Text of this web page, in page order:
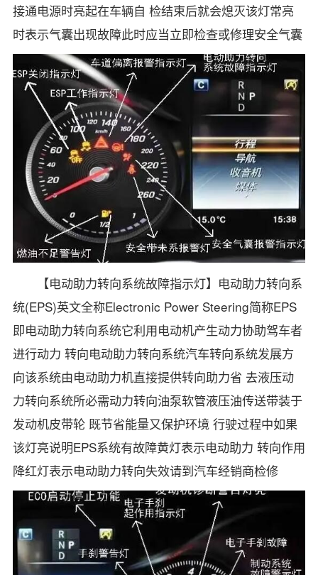
接通电源时亮起在车辆自 检结束后就会熄灭该灯常亮
时表示气囊出现故障此时应当立即检查或修理安全气囊
【电动助力转向系统故障指示灯】电动助力转向系
统(EPS)英文全称Electronic Power Steering简称EPS
即电动助力转向系统它利用电动机产生动力协助驾车者
进行动力 转向电动助力转向系统汽车转向系统发展方
向该系统由电动助力机直接提供转向助力省 去液压动
力转向系统所必需动力转向油泵软管液压油传送带装于
发动机皮带轮 既节省能量又保护环境 行驶过程中如果
该灯亮说明EPS系统有故障黄灯表示电动助力 转向作用
降红灯表示电动助力转向失效请到汽车经销商检修